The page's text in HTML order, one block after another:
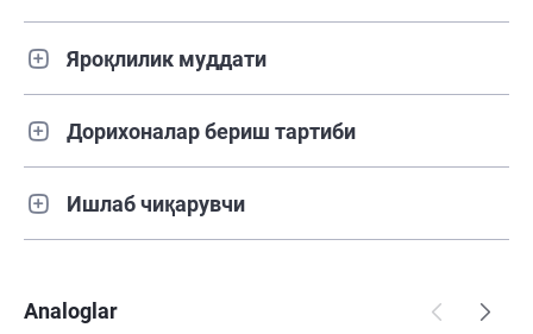
Яроқлилик муддати
Дорихоналар бериш тартиби
Ишлаб чиқарувчи
Analoglar